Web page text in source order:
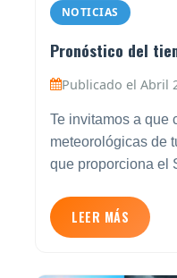
NOTICIAS
Pronóstico del
Publicado el Abril
Te invitamos a que
meteorológicas de
que proporciona el
LEER MÁS